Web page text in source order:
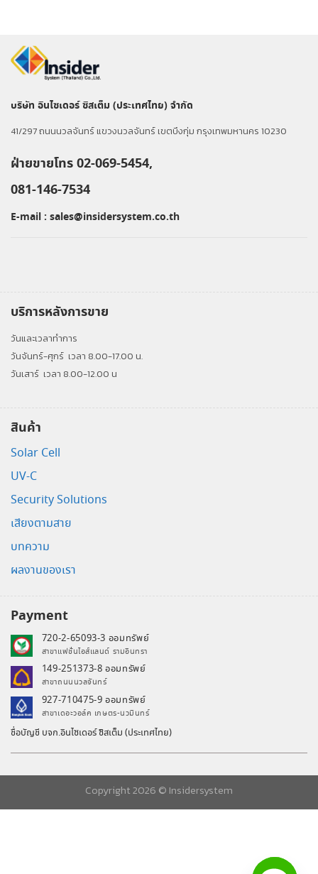
บริษัท อินไซเดอร์ ซิสเต็ม (ประเทศไทย) จำกัด
41/297 ถนนนวลจันทร์ แขวงนวลจันทร์ เขตบึงกุ่ม กรุงเทพมหานคร 10230
ฝ่ายขายโทร 02-069-5454,
081-146-7534
E-mail : sales@insidersystem.co.th
บริการหลังการขาย
วันและเวลาทำการ
วันจันทร์-ศุกร์ เวลา 8.00-17.00 น.
วันเสาร์ เวลา 8.00-12.00 น
สินค้า
Solar Cell
UV-C
Security Solutions
เสียงตามสาย
บทความ
ผลงานของเรา
Payment
720-2-65093-3 ออมทรัพย์
สาขาแฟชั่นไอส์แลนด์ รามอินทรา
149-251373-8 ออมทรัพย์
สาขาถนนนวลจันทร์
927-710475-9 ออมทรัพย์
สาขาเดอะวอล์ค เกษตร-นวมินทร์
ชื่อบัญชี บจก.อินไซเดอร์ ซิสเต็ม (ประเทศไทย)
Copyright 2026 © Insidersystem